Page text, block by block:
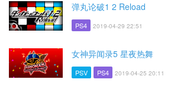
弹丸论破1 2 Reload
PS4 2019-04-29 22:51
女神异闻录5 星夜热舞
PSV PS4 2019-04-25 20:11